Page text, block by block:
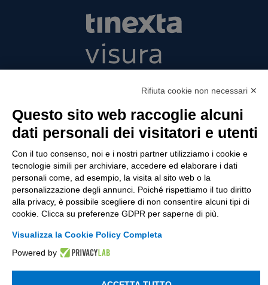
Piazzale Flaminio 1/b, 00196 Roma, Italia
Società con Socio Unico
Società soggetta alla direzione e coordinamento
di Tinexta SpA
P.IVA 05338771008 REA n. 877679
UTILITÀ
Recupero Password
Verifica attestato di presenza
POLICIES AND TERMS
Informativa cookie
Rifiuta cookie non necessari ✕
Questo sito web raccoglie alcuni
dati personali dei visitatori e utenti
Con il tuo consenso, noi e i nostri partner utilizziamo i cookie e
tecnologie simili per archiviare, accedere ed elaborare i dati
personali come, ad esempio, la visita al sito web o la
personalizzazione degli annunci. Poiché rispettiamo il tuo diritto
alla privacy, è possibile scegliere di non consentire alcuni tipi di
cookie. Clicca su preferenze GDPR per saperne di più.
Visualizza la Cookie Policy Completa
Powered by